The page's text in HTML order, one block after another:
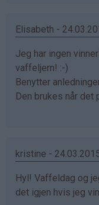
Elisabeth -
Jeg har ingen
vaffeljern! :-)
Benytter
Den brukes når det
kristine -
Hyl! Vaffeldag og
det igjen hvis jeg